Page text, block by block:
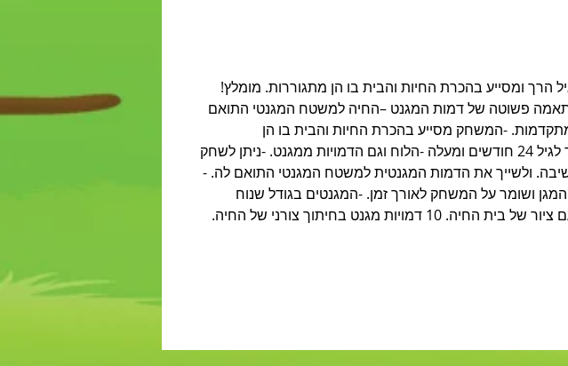
לגיל הרך ומסייע בהכרת החיות והבית בו הן מתגוררות. מומלץ!
פשוטה של דמות המגנט –החיה למשטח המגנטי התואם
מיוחדות יותר ומתקדמות. -המשחק מסייע בהכרת החיות והבית בו הן
מתגוררות. -מפתח כושר התבוננות בתמונה ויכולת התאמה. -המשחק מיועד לגיל 24 חודשים ומעלה -הלוח וגם הדמויות ממגנט. -ניתן לשחק
ולשייך את הדמות המגנטית למשטח המגנטי התואם לה. -
המגן ושומר על המשחק לאורך זמן. -המגנטים בגודל שנוח
לפעוט לאחוז בהם ללמוד ולשחק. המשחק כולל : 10 לוחות מגנט מלבניים עם ציור של בית החיה. 10 דמויות מגנט בחיתוך צורני של החיה.